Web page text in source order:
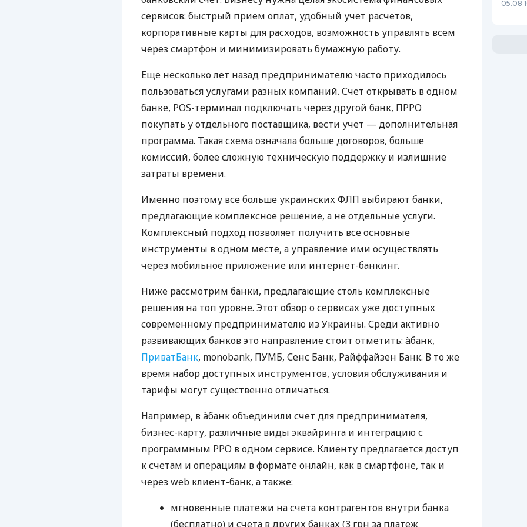
сервисов: быстрый прием оплат, удобный учет расчетов,
корпоративные карты для расходов, возможность управлять всем
через смартфон и минимизировать бумажную работу.
Еще несколько лет назад предпринимателю часто приходилось
пользоваться услугами разных компаний. Счет открывать в одном
банке, POS-терминал подключать через другой банк, ПРРО
покупать у отдельного поставщика, вести учет — дополнительная
программа. Такая схема означала больше договоров, больше
комиссий, более сложную техническую поддержку и излишние
затраты времени.
Именно поэтому все больше украинских ФЛП выбирают банки,
предлагающие комплексное решение, а не отдельные услуги.
Комплексный подход позволяет получить все основные
инструменты в одном месте, а управление ими осуществлять
через мобильное приложение или интернет-банкинг.
Ниже рассмотрим банки, предлагающие столь комплексные
решения на топ уровне. Этот обзор о сервисах уже доступных
современному предпринимателю из Украины. Среди активно
развивающих банков это направление стоит отметить: àбанк,
ПриватБанк, monobank, ПУМБ, Сенс Банк, Райффайзен Банк. В то же
время набор доступных инструментов, условия обслуживания и
тарифы могут существенно отличаться.
Например, в àбанк объединили счет для предпринимателя,
бизнес-карту, различные виды эквайринга и интеграцию с
программным РРО в одном сервисе. Клиенту предлагается доступ
к счетам и операциям в формате онлайн, как в смартфоне, так и
через web клиент-банк, а также:
мгновенные платежи на счета контрагентов внутри банка
(бесплатно) и счета в других банках (3 грн за платеж
05.08